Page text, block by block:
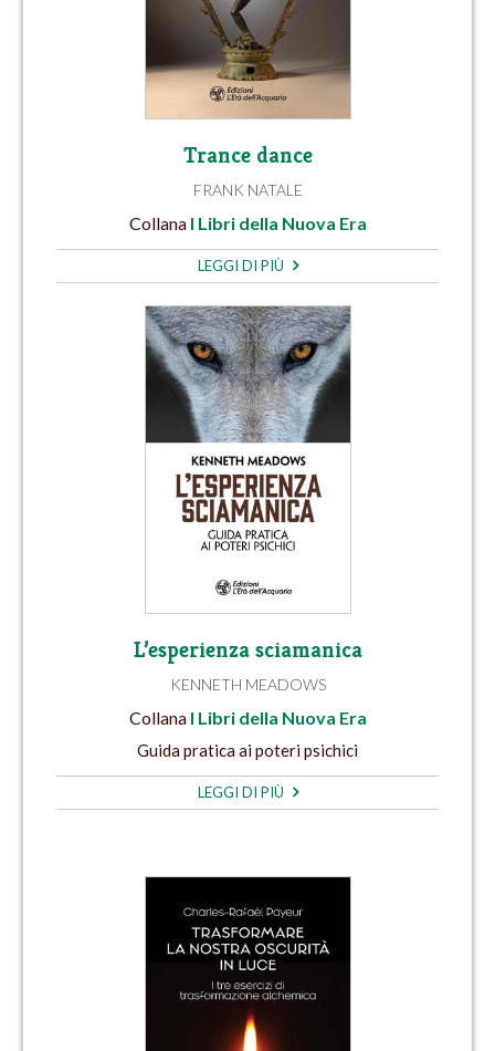
Trance dance
FRANK NATALE
Collana I Libri della Nuova Era
LEGGI DI PIÙ
L’esperienza sciamanica
KENNETH MEADOWS
Collana I Libri della Nuova Era
Guida pratica ai poteri psichici
LEGGI DI PIÙ